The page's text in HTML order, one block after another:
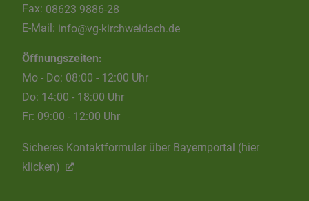
Fax: 08623 9886-28
E-Mail: info@vg-kirchweidach.de
Öffnungszeiten:
Mo - Do: 08:00 - 12:00 Uhr
Do: 14:00 - 18:00 Uhr
Fr: 09:00 - 12:00 Uhr
Sicheres Kontaktformular über Bayernportal (hier
klicken)